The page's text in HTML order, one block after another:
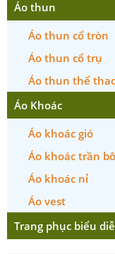
Áo thun
Áo thun cổ tròn
Áo thun cổ trụ
Áo thun thể
Áo Khoác
Áo khoác gió
Áo khoác trần
Áo khoác nỉ
Áo vest
Trang phục biểu